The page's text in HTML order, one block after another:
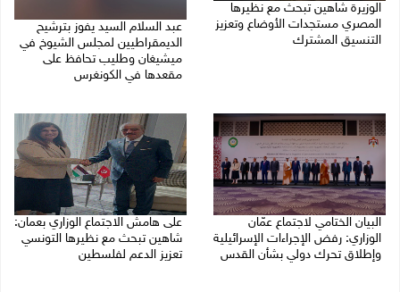
الوزيرة شاهين تبحث مع نظيرها
المصري مستجدات الأوضاع وتعزيز
التنسيق المشترك
عبد السلام السيد يفوز بترشيح
الديمقراطيين لمجلس الشيوخ في
ميشيغان وطليب تحافظ على
مقعدها في الكونغرس
البيان الختامي لاجتماع عمّان
الوزاري: رفض الإجراءات الإسرائيلية
وإطلاق تحرك دولي بشأن القدس
على هامش الاجتماع الوزاري بعمان:
شاهين تبحث مع نظيرها التونسي
تعزيز الدعم لفلسطين